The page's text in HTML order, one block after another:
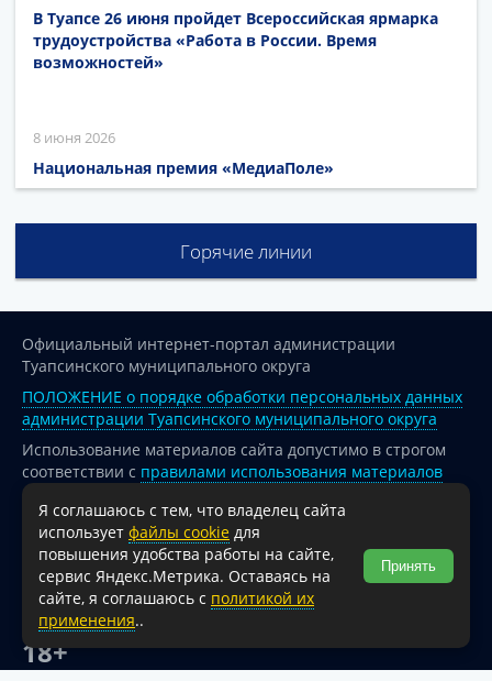
В Туапсе 26 июня пройдет Всероссийская ярмарка
трудоустройства «Работа в России. Время
возможностей»
8 июня 2026
Национальная премия «МедиаПоле»
Горячие линии
Официальный интернет-портал администрации
Туапсинского муниципального округа
ПОЛОЖЕНИЕ о порядке обработки персональных данных
администрации Туапсинского муниципального округа
Использование материалов сайта допустимо в строгом
соответствии с правилами использования материалов
опубликованных на сайте
При перепечатке и использовании информации ссылка
на источник обязательна.
Для сайтов и страниц сети Интернет обязательна
активная гиперссылка на официальный интернет-портал
администрации Туапсинского муниципального округа.
18+
Я соглашаюсь с тем, что владелец сайта
использует файлы cookie для
повышения удобства работы на сайте,
сервис Яндекс.Метрика. Оставаясь на
сайте, я соглашаюсь с политикой их
применения..
Принять